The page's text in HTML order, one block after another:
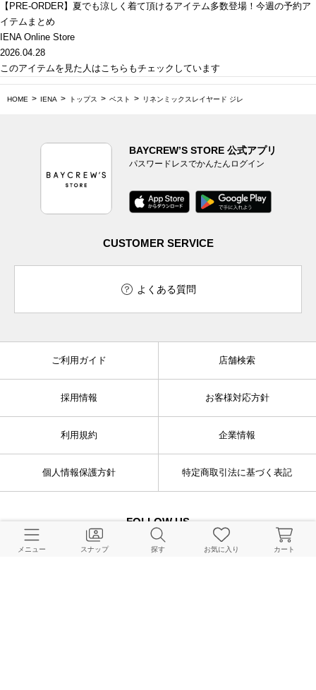
【PRE-ORDER】夏でも涼しく着て頂けるアイテム多数登場！今週の予約ア
イテムまとめ
IENA Online Store
2026.04.28
このアイテムを見た人はこちらもチェックしています
HOME IENA トップス ベスト リネンミックスレイヤード ジレ
BAYCREW’S STORE 公式アプリ
パスワードレスでかんたんログイン
CUSTOMER SERVICE
よくある質問
ご利用ガイド 店舗検索
採用情報 お客様対応方針
利用規約 企業情報
個人情報保護方針 特定商取引法に基づく表記
FOLLOW US
メニュー スナップ 探す お気に入り カート